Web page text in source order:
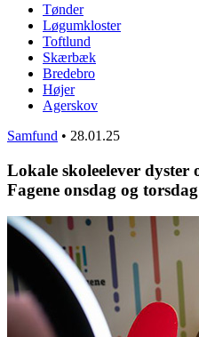
Tønder
Løgumkloster
Toftlund
Skærbæk
Bredebro
Højer
Agerskov
Samfund • 28.01.25
Lokale skoleelever dyster
Fagene onsdag og torsdag